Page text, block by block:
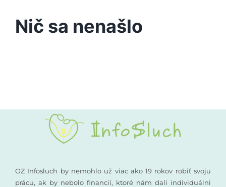
Podporte nás
Vyšetrenia sluchu
Rané poradenstvo
Nič sa nenašlo
OZ Infosluch by nemohlo už viac ako 19 rokov robiť svoju
prácu, ak by nebolo financií, ktoré nám dali individuálni